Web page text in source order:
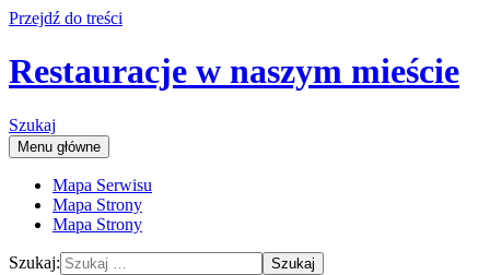
Przejdź do treści
Restauracje w naszym mieście
Szukaj
Menu główne
Mapa Serwisu
Mapa Strony
Mapa Strony
Szukaj: